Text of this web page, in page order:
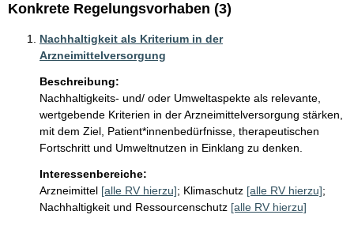
Konkrete Regelungsvorhaben (3)
Nachhaltigkeit als Kriterium in der
Arzneimittelversorgung
Beschreibung:
Nachhaltigkeits- und/ oder Umweltaspekte als relevante,
wertgebende Kriterien in der Arzneimittelversorgung stärken,
mit dem Ziel, Patient*innenbedürfnisse, therapeutischen
Fortschritt und Umweltnutzen in Einklang zu denken.
Interessenbereiche:
Arzneimittel [alle RV hierzu]; Klimaschutz [alle RV hierzu];
Nachhaltigkeit und Ressourcenschutz [alle RV hierzu]